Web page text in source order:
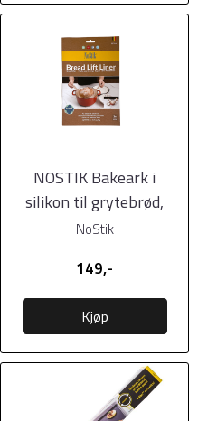
NOSTIK Bakeark i
silikon til grytebrød,
Ø23cm.
NoStik
149,-
Kjøp